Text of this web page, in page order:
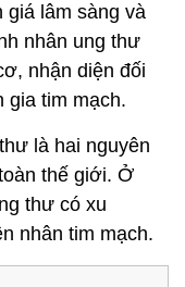
giá lâm sàng và
nhân ung thư
nhận diện đối
gia tim mạch.
là hai nguyên
thế giới. Ở
thư có xu
nhân tim mạch.